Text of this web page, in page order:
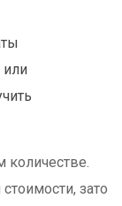
или
количестве.
зато